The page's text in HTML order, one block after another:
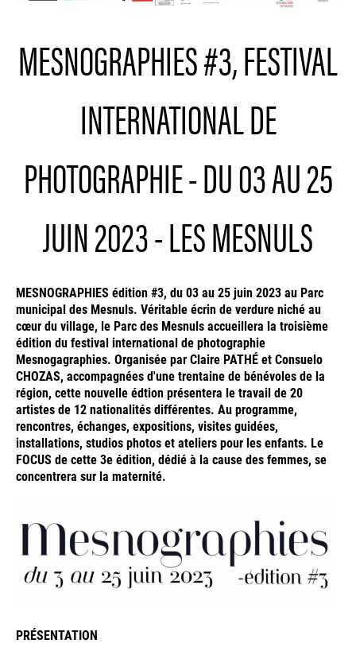
MESNOGRAPHIES #3, FESTIVAL
INTERNATIONAL DE
PHOTOGRAPHIE - DU 03 AU 25
JUIN 2023 - LES MESNULS
MESNOGRAPHIES édition #3, du 03 au 25 juin 2023 au Parc
municipal des Mesnuls. Véritable écrin de verdure niché au
cœur du village, le Parc des Mesnuls accueillera la troisième
édition du festival international de photographie
Mesnogagraphies. Organisée par Claire PATHÉ et Consuelo
CHOZAS, accompagnées d'une trentaine de bénévoles de la
région, cette nouvelle édtion présentera le travail de 20
artistes de 12 nationalités différentes. Au programme,
rencontres, échanges, expositions, visites guidées,
installations, studios photos et ateliers pour les enfants. Le
FOCUS de cette 3e édition, dédié à la cause des femmes, se
concentrera sur la maternité.
PRÉSENTATION